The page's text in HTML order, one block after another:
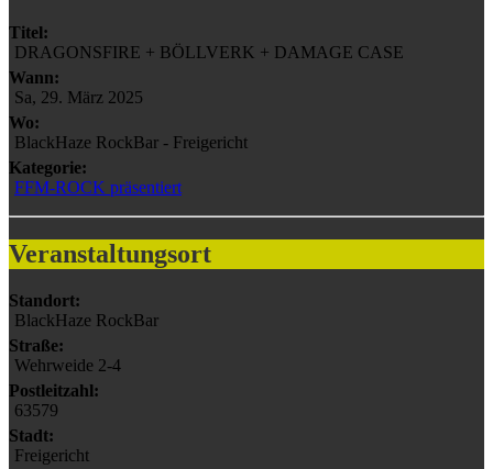
Titel:
DRAGONSFIRE + BÖLLVERK + DAMAGE CASE
Wann:
Sa, 29. März 2025
Wo:
BlackHaze RockBar - Freigericht
Kategorie:
FFM-ROCK präsentiert
Veranstaltungsort
Standort:
BlackHaze RockBar
Straße:
Wehrweide 2-4
Postleitzahl:
63579
Stadt:
Freigericht